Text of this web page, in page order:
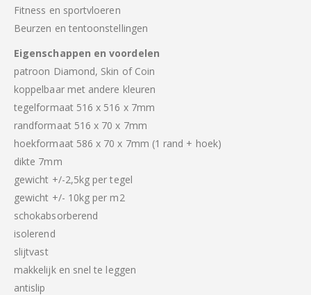
Fitness en sportvloeren
Beurzen en tentoonstellingen
Eigenschappen en voordelen
patroon Diamond, Skin of Coin
koppelbaar met andere kleuren
tegelformaat 516 x 516 x 7mm
randformaat 516 x 70 x 7mm
hoekformaat 586 x 70 x 7mm (1 rand + hoek)
dikte 7mm
gewicht +/-2,5kg per tegel
gewicht +/- 10kg per m2
schokabsorberend
isolerend
slijtvast
makkelijk en snel te leggen
antislip